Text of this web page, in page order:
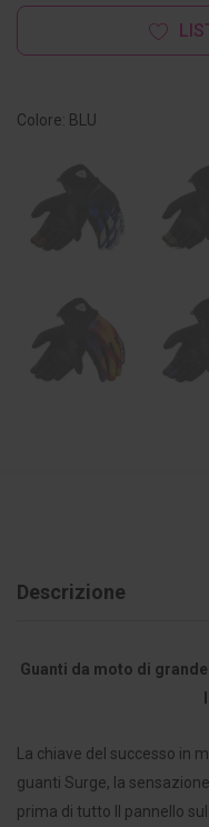
Colore: BLU
Descrizione
Guanti da moto di
La chiave del successo in
guanti Surge, la
prima di tutto Il pannello